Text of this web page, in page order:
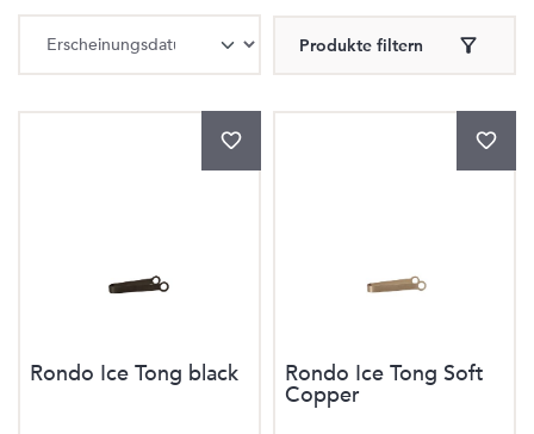
Produkte filtern
Rondo Ice Tong black Rondo Ice Tong Soft
Copper